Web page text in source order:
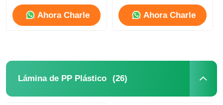
Ahora Charle Ahora Charle
Lámina de PP Plástico (26)